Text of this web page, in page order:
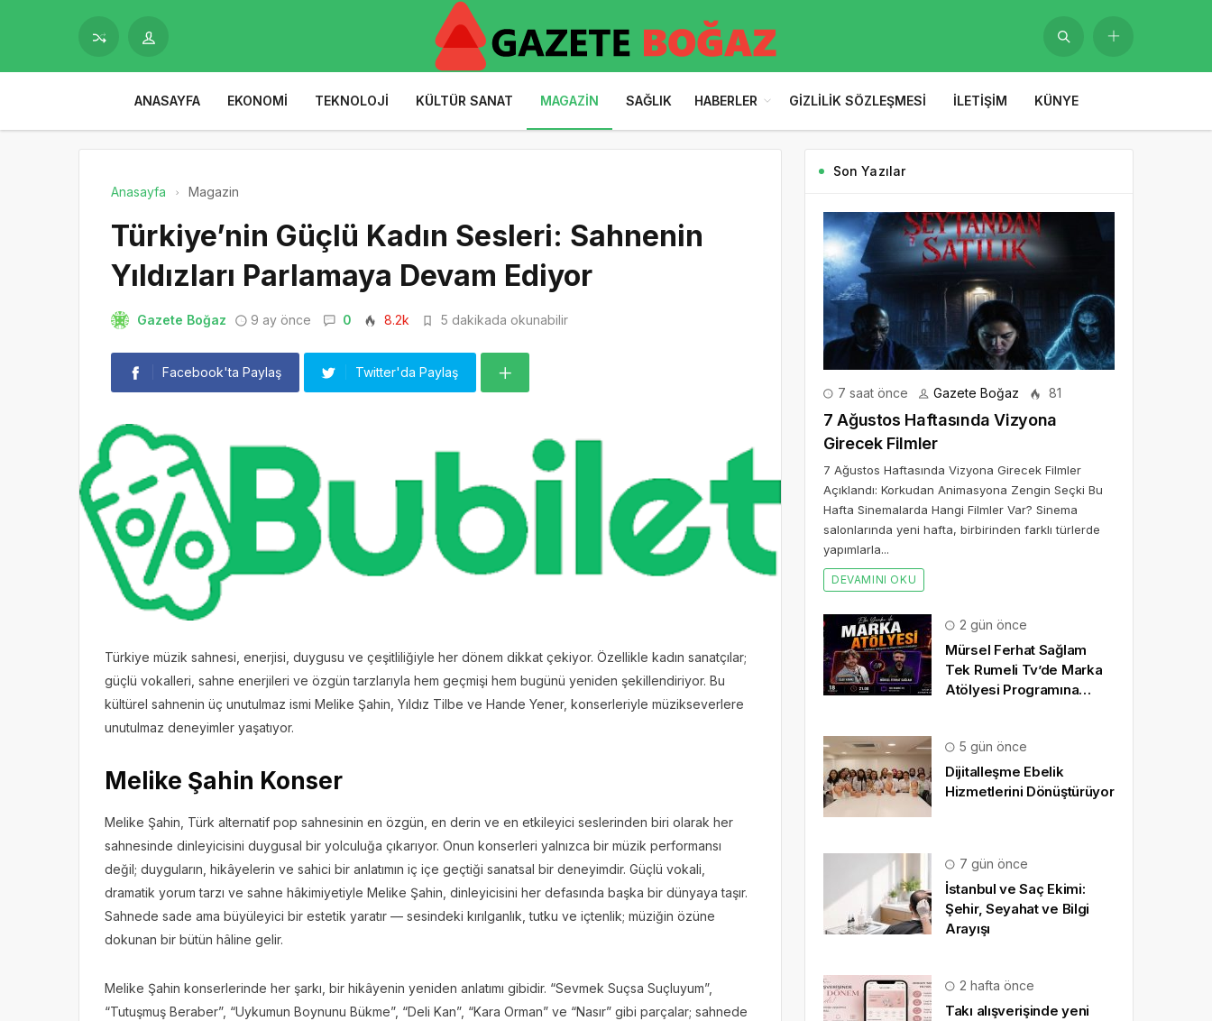
ANASAYFA EKONOMI TEKNOLOJI KÜLTÜR SANAT MAGAZIN SAĞLIK HABERLER GIZLILIK SÖZLEŞMESI İLETIŞIM KÜNYE
Anasayfa Magazin
Türkiye’nin Güçlü Kadın Sesleri: Sahnenin
Yıldızları Parlamaya Devam Ediyor
Gazete Boğaz 9 ay önce 0 8.2k 5 dakikada okunabilir
Facebook'ta Paylaş Twitter'da Paylaş
Türkiye müzik sahnesi, enerjisi, duygusu ve çeşitliliğiyle her dönem dikkat çekiyor. Özellikle kadın sanatçılar;
güçlü vokalleri, sahne enerjileri ve özgün tarzlarıyla hem geçmişi hem bugünü yeniden şekillendiriyor. Bu
kültürel sahnenin üç unutulmaz ismi Melike Şahin, Yıldız Tilbe ve Hande Yener, konserleriyle müzikseverlere
unutulmaz deneyimler yaşatıyor.
Melike Şahin Konser
Melike Şahin, Türk alternatif pop sahnesinin en özgün, en derin ve en etkileyici seslerinden biri olarak her
sahnesinde dinleyicisini duygusal bir yolculuğa çıkarıyor. Onun konserleri yalnızca bir müzik performansı
değil; duyguların, hikâyelerin ve sahici bir anlatımın iç içe geçtiği sanatsal bir deneyimdir. Güçlü vokali,
dramatik yorum tarzı ve sahne hâkimiyetiyle Melike Şahin, dinleyicisini her defasında başka bir dünyaya taşır.
Sahnede sade ama büyüleyici bir estetik yaratır — sesindeki kırılganlık, tutku ve içtenlik; müziğin özüne
dokunan bir bütün hâline gelir.
Melike Şahin konserlerinde her şarkı, bir hikâyenin yeniden anlatımı gibidir. “Sevmek Suçsa Suçluyum”,
“Tutuşmuş Beraber”, “Uykumun Boynunu Bükme”, “Deli Kan”, “Kara Orman” ve “Nasır” gibi parçalar; sahnede
Son Yazılar
7 saat önce Gazete Boğaz 81
7 Ağustos Haftasında Vizyona
Girecek Filmler
7 Ağustos Haftasında Vizyona Girecek Filmler
Açıklandı: Korkudan Animasyona Zengin Seçki Bu
Hafta Sinemalarda Hangi Filmler Var? Sinema
salonlarında yeni hafta, birbirinden farklı türlerde
yapımlarla...
DEVAMINI OKU
2 gün önce
Mürsel Ferhat Sağlam
Tek Rumeli Tv’de Marka
Atölyesi Programına
5 gün önce
Dijitalleşme Ebelik
Hizmetlerini Dönüştürüyor
7 gün önce
İstanbul ve Saç Ekimi:
Şehir, Seyahat ve Bilgi
Arayışı
2 hafta önce
Takı alışverişinde yeni